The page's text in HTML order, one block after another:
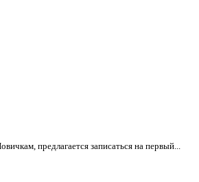
предлагается записаться на первый...